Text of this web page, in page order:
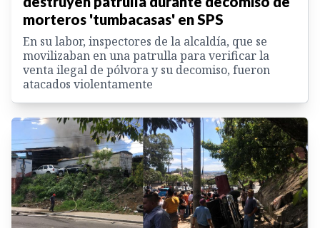
morteros 'tumbacasas' en SPS
En su labor, inspectores de la alcaldía, que se
movilizaban en una patrulla para verificar la
venta ilegal de pólvora y su decomiso, fueron
atacados violentamente